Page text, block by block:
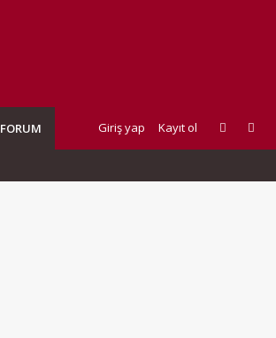
FORUM Giriş yap Kayıt ol